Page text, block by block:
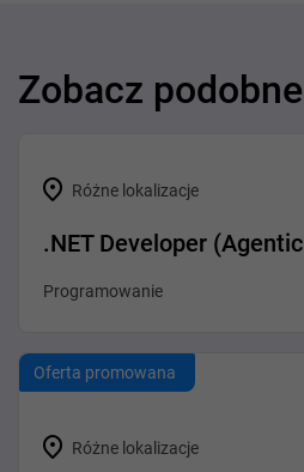
Zobacz
Różne lokalizacje
.NET Developer
Programowanie
Oferta promowana
Różne lokalizacje